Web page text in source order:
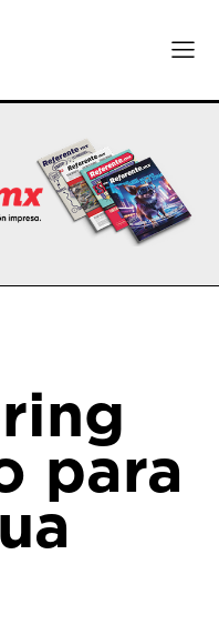
para